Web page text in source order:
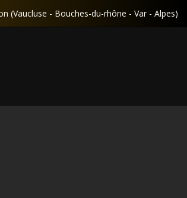
(Vaucluse - Bouches-du-rhône - Var - Alpes)